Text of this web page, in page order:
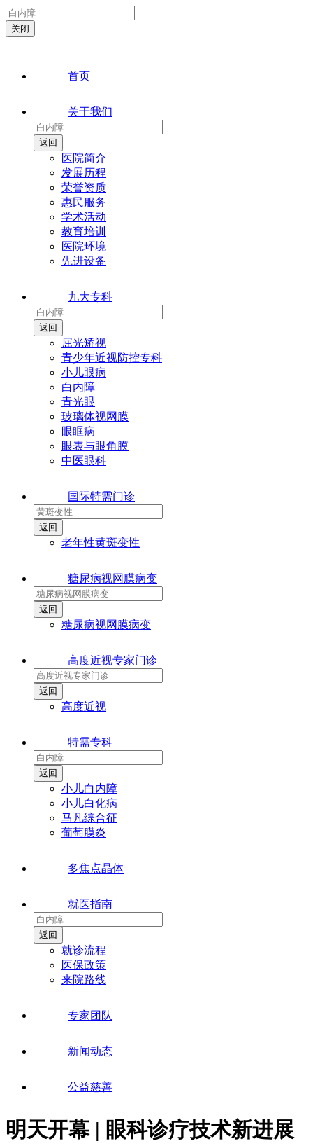
首页
关于我们
医院简介
发展历程
荣誉资质
惠民服务
学术活动
教育培训
医院环境
先进设备
九大专科
屈光矫视
青少年近视防控专科
小儿眼病
白内障
青光眼
玻璃体视网膜
眼眶病
眼表与眼角膜
中医眼科
国际特需门诊
老年性黄斑变性
糖尿病视网膜病变
糖尿病视网膜病变
高度近视专家门诊
高度近视
特需专科
小儿白内障
小儿白化病
马凡综合征
葡萄膜炎
多焦点晶体
就医指南
就诊流程
医保政策
来院路线
专家团队
新闻动态
公益慈善
明天开幕 | 眼科诊疗技术新进展